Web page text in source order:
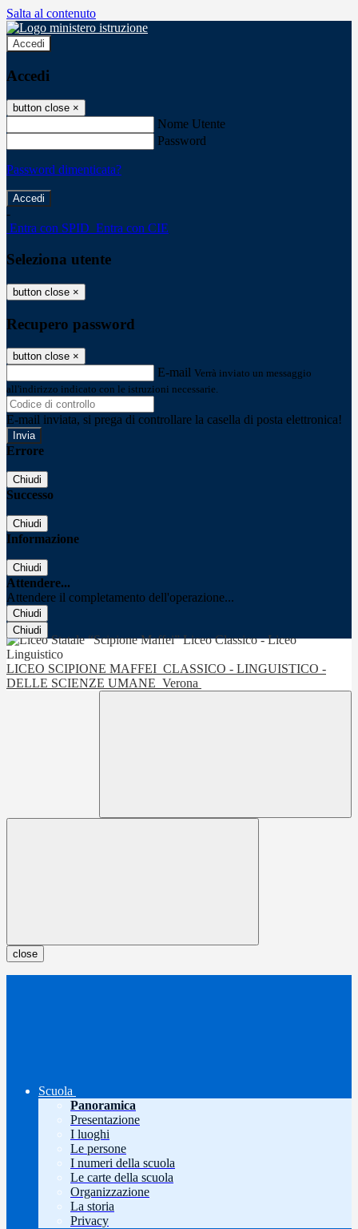
Salta al contenuto
Accedi
Accedi
button close ×
Nome Utente
Password
Password dimenticata?
-
Entra con SPID Entra con CIE
Seleziona utente
button close ×
Recupero password
button close ×
E-mail Verrà inviato un messaggio
all'indirizzo indicato con le istruzioni necessarie.
E-mail inviata, si prega di controllare la casella di posta elettronica!
Errore
Chiudi
Successo
Chiudi
Informazione
Chiudi
Attendere...
Attendere il completamento dell'operazione...
Chiudi
Chiudi
LICEO SCIPIONE MAFFEI CLASSICO - LINGUISTICO -
DELLE SCIENZE UMANE Verona
close
Scuola
Panoramica
Presentazione
I luoghi
Le persone
I numeri della scuola
Le carte della scuola
Organizzazione
La storia
Privacy